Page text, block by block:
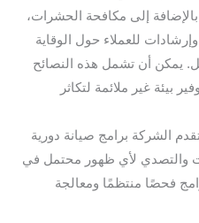
إلى مكافحة الحشرات،
للعملاء حول الوقاية
يمكن أن تشمل هذه النصائح
بيئة غير ملائمة لتكاثر
الشركة برامج صيانة دورية
والتصدي لأي ظهور محتمل في
فحصًا منتظمًا ومعالجة